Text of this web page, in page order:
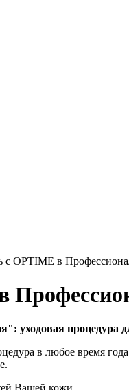
с OPTIME в
уходовая процедура
в любое время
Вашей кожи.